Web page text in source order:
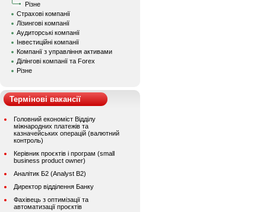
Різне
Страхові компанії
Лізингові компанії
Аудиторські компанії
Інвестиційні компанії
Компанії з управління активами
Ділінгові компанії та Forex
Різне
Термінові вакансії
Головний економіст Відділу
міжнародних платежів та
казначейських операцій (валютний
контроль)
Керівник проєктів і програм (small
business product owner)
Аналітик Б2 (Analyst B2)
Директор відділення Банку
Фахівець з оптимізації та
автоматизації проєктів